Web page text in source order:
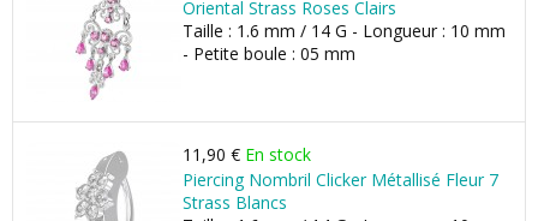
Oriental Strass Roses Clairs
Taille : 1.6 mm / 14 G - Longueur : 10 mm
- Petite boule : 05 mm
11,90 € En stock
Piercing Nombril Clicker Métallisé Fleur 7
Strass Blancs